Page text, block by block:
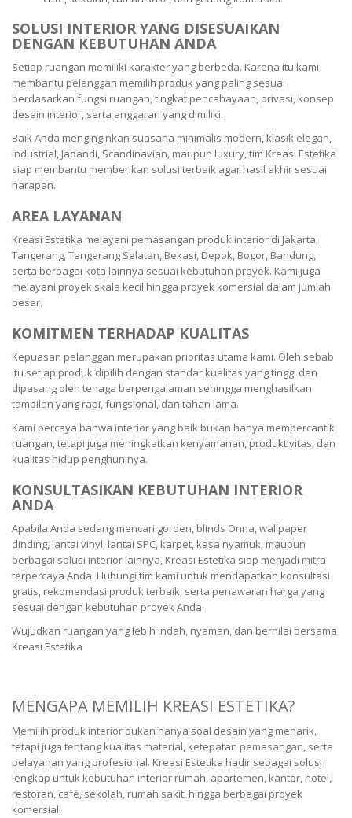
SOLUSI INTERIOR YANG DISESUAIKAN
DENGAN KEBUTUHAN ANDA
Setiap ruangan memiliki karakter yang berbeda. Karena itu kami
membantu pelanggan memilih produk yang paling sesuai
berdasarkan fungsi ruangan, tingkat pencahayaan, privasi, konsep
desain interior, serta anggaran yang dimiliki.
Baik Anda menginginkan suasana minimalis modern, klasik elegan,
industrial, Japandi, Scandinavian, maupun luxury, tim Kreasi Estetika
siap membantu memberikan solusi terbaik agar hasil akhir sesuai
harapan.
AREA LAYANAN
Kreasi Estetika melayani pemasangan produk interior di Jakarta,
Tangerang, Tangerang Selatan, Bekasi, Depok, Bogor, Bandung,
serta berbagai kota lainnya sesuai kebutuhan proyek. Kami juga
melayani proyek skala kecil hingga proyek komersial dalam jumlah
besar.
KOMITMEN TERHADAP KUALITAS
Kepuasan pelanggan merupakan prioritas utama kami. Oleh sebab
itu setiap produk dipilih dengan standar kualitas yang tinggi dan
dipasang oleh tenaga berpengalaman sehingga menghasilkan
tampilan yang rapi, fungsional, dan tahan lama.
Kami percaya bahwa interior yang baik bukan hanya mempercantik
ruangan, tetapi juga meningkatkan kenyamanan, produktivitas, dan
kualitas hidup penghuninya.
KONSULTASIKAN KEBUTUHAN INTERIOR
ANDA
Apabila Anda sedang mencari gorden, blinds Onna, wallpaper
dinding, lantai vinyl, lantai SPC, karpet, kasa nyamuk, maupun
berbagai solusi interior lainnya, Kreasi Estetika siap menjadi mitra
terpercaya Anda. Hubungi tim kami untuk mendapatkan konsultasi
gratis, rekomendasi produk terbaik, serta penawaran harga yang
sesuai dengan kebutuhan proyek Anda.
Wujudkan ruangan yang lebih indah, nyaman, dan bernilai bersama
Kreasi Estetika
MENGAPA MEMILIH KREASI ESTETIKA?
Memilih produk interior bukan hanya soal desain yang menarik,
tetapi juga tentang kualitas material, ketepatan pemasangan, serta
pelayanan yang profesional. Kreasi Estetika hadir sebagai solusi
lengkap untuk kebutuhan interior rumah, apartemen, kantor, hotel,
restoran, café, sekolah, rumah sakit, hingga berbagai proyek
komersial.